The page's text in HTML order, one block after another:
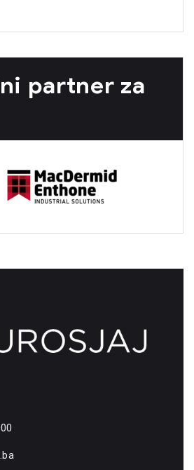
partner za